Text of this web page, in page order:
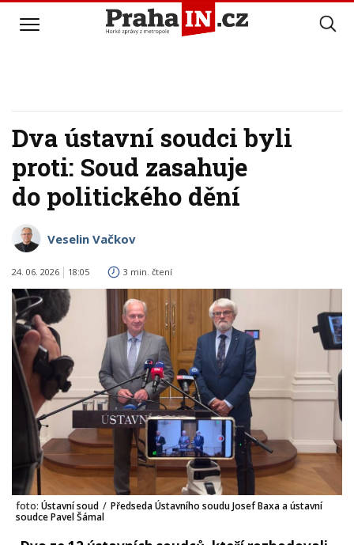
Dva ústavní soudci byli
proti: Soud zasahuje
do politického dění
Veselin Vačkov
24. 06. 2026 18:05 3 min. čtení
foto: Ústavní soud / Předseda Ústavního soudu Josef Baxa a ústavní
soudce Pavel Šámal